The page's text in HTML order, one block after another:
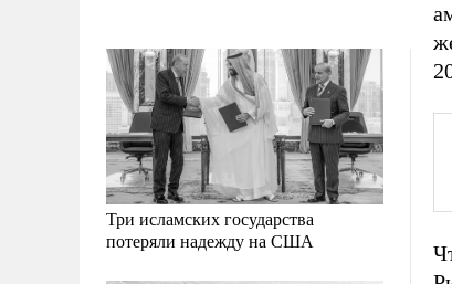
Три исламских государства
потеряли надежду на США